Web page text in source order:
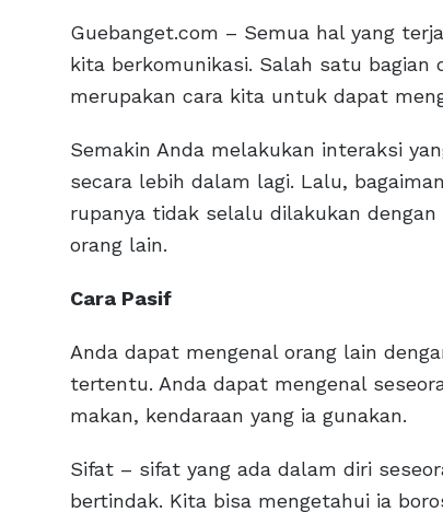
Guebanget.com – Semua hal yang
kita berkomunikasi. Salah satu
merupakan cara kita untuk dapat
Semakin Anda melakukan interaksi
secara lebih dalam lagi. Lalu,
rupanya tidak selalu dilakukan
orang lain.
Cara Pasif
Anda dapat mengenal orang lain
tertentu. Anda dapat mengenal
makan, kendaraan yang ia gunakan.
Sifat – sifat yang ada dalam diri
bertindak. Kita bisa mengetahui ia